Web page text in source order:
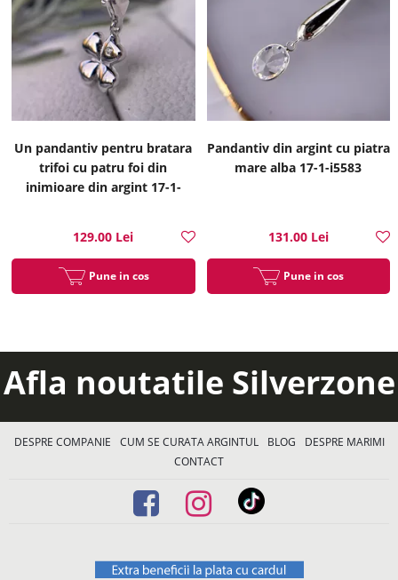
Un pandantiv pentru bratara
trifoi cu patru foi din
inimioare din argint 17-1-
129.00 Lei
Pune in cos
Pandantiv din argint cu piatra
mare alba 17-1-i5583
131.00 Lei
Pune in cos
Afla noutatile Silverzone
DESPRE COMPANIE CUM SE CURATA ARGINTUL BLOG
DESPRE MARIMI
CONTACT